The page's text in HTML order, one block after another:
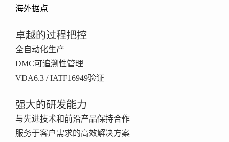
海外据点
卓越的过程把控
全自动化生产
DMC可追溯性管理
VDA6.3 / IATF16949验证
强大的研发能力
与先进技术和前沿产品保持合作
服务于客户需求的高效解决方案